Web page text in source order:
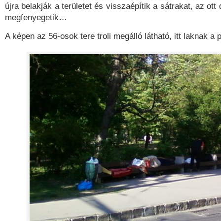
újra belakják a területet és visszaépítik a sátrakat, az ott
megfenyegetik…
A képen az 56-osok tere troli megálló látható, itt laknak a